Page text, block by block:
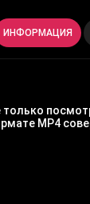
ИНФОРМАЦИЯ
MP4